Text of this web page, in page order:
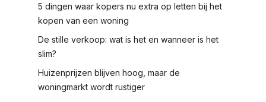
5 dingen waar kopers nu extra op letten bij het
kopen van een woning
De stille verkoop: wat is het en wanneer is het
slim?
Huizenprijzen blijven hoog, maar de
woningmarkt wordt rustiger